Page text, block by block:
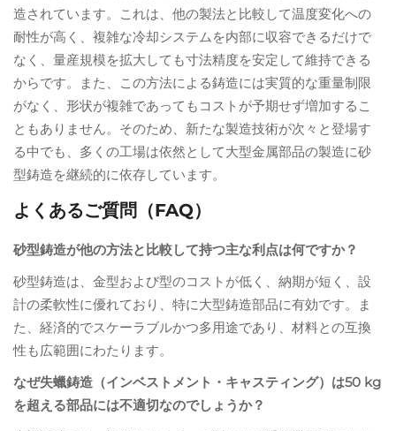
造されています。これは、他の製法と比較して温度変化への
耐性が高く、複雑な冷却システムを内部に収容できるだけで
なく、量産規模を拡大しても寸法精度を安定して維持できる
からです。また、この方法による鋳造には実質的な重量制限
がなく、形状が複雑であってもコストが予期せず増加するこ
ともありません。そのため、新たな製造技術が次々と登場す
る中でも、多くの工場は依然として大型金属部品の製造に砂
型鋳造を継続的に依存しています。
よくあるご質問（FAQ）
砂型鋳造が他の方法と比較して持つ主な利点は何ですか？
砂型鋳造は、金型および型のコストが低く、納期が短く、設
計の柔軟性に優れており、特に大型鋳造部品に有効です。ま
た、経済的でスケーラブルかつ多用途であり、材料との互換
性も広範囲にわたります。
なぜ失蠟鋳造（インベストメント・キャスティング）は50 kg
を超える部品には不適切なのでしょうか？